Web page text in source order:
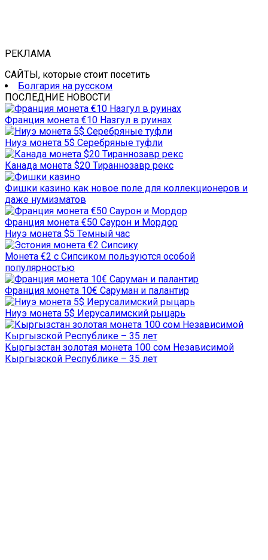
РЕКЛАМА
САЙТЫ, которые стоит посетить
Болгария на русском
ПОСЛЕДНИЕ НОВОСТИ
Франция монета €10 Назгул в руинах
Ниуэ монета 5$ Серебряные туфли
Канада монета $20 Тираннозавр рекс
Фишки казино как новое поле для коллекционеров и
даже нумизматов
Франция монета €50 Саурон и Мордор
Ниуэ монета $5 Темный час
Монета €2 с Сипсиком пользуются особой
популярностью
Франция монета 10€ Саруман и палантир
Ниуэ монета 5$ Иерусалимский рыцарь
Кыргызстан золотая монета 100 сом Независимой
Кыргызской Республике – 35 лет